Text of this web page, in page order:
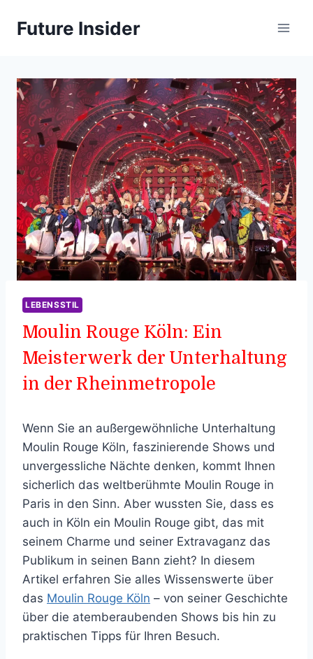
Future Insider
LEBENSSTIL
Moulin Rouge Köln: Ein
Meisterwerk der Unterhaltung
in der Rheinmetropole
Wenn Sie an außergewöhnliche Unterhaltung
Moulin Rouge Köln, faszinierende Shows und
unvergessliche Nächte denken, kommt Ihnen
sicherlich das weltberühmte Moulin Rouge in
Paris in den Sinn. Aber wussten Sie, dass es
auch in Köln ein Moulin Rouge gibt, das mit
seinem Charme und seiner Extravaganz das
Publikum in seinen Bann zieht? In diesem
Artikel erfahren Sie alles Wissenswerte über
das Moulin Rouge Köln – von seiner Geschichte
über die atemberaubenden Shows bis hin zu
praktischen Tipps für Ihren Besuch.